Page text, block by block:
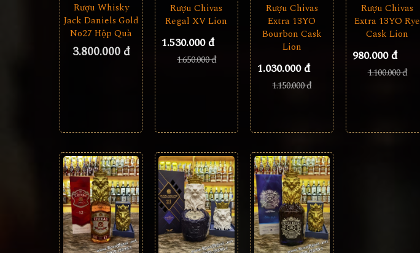
Rượu Whisky
Jack Daniels Gold
No27 Hộp Quà
3.800.000 đ
Rượu Chivas
Regal XV Lion
1.530.000 đ
1.650.000 đ
Rượu Chivas
Extra 13YO
Bourbon Cask
Lion
1.030.000 đ
1.150.000 đ
Rượu Chivas
Extra 13YO Rye
Cask Lion
980.000 đ
1.100.000 đ